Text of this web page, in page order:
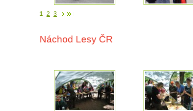
1 2 3
Náchod Lesy ČR